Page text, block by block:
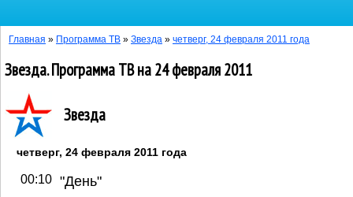
Главная » Программа ТВ » Звезда » четверг, 24 февраля 2011 года
Звезда. Программа ТВ на 24 февраля 2011
Звезда
четверг, 24 февраля 2011 года
00:10 "День"